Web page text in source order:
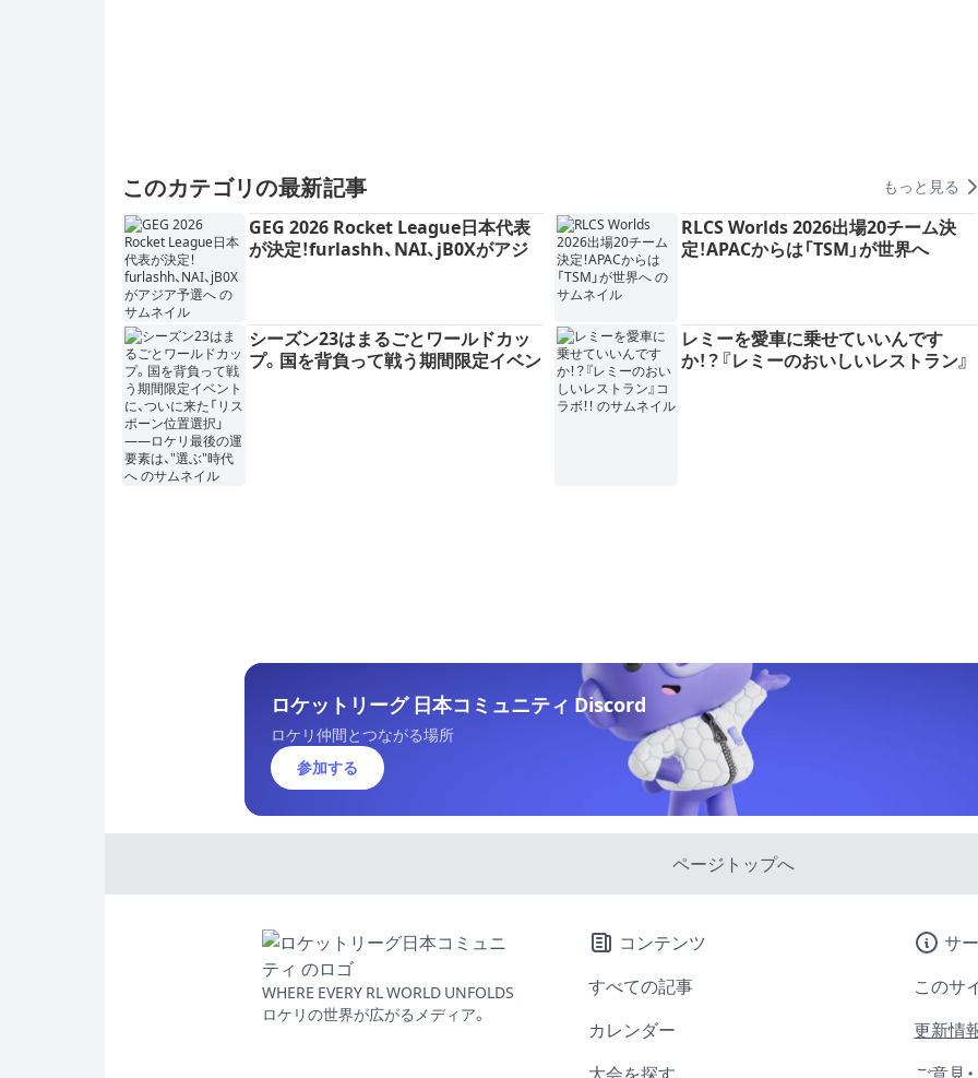
このカテゴリの最新記事 もっと見る
GEG 2026 Rocket League日本代表
が決定！furlashh、NAI、jB0Xがアジ
RLCS Worlds 2026出場20チーム決
定！APACからは「TSM」が世界へ
シーズン23はまるごとワールドカッ
プ。国を背負って戦う期間限定イベン
レミーを愛車に乗せていいんです
か！？『レミーのおいしいレストラン』
ロケットリーグ 日本コミュニティ Discord
ロケリ仲間とつながる場所
参加する
ページトップへ
WHERE EVERY RL WORLD UNFOLDS
ロケリの世界が広がるメディア。
コンテンツ
すべての記事
カレンダー
大会を探す
サ
このサ
更新情
ご意見